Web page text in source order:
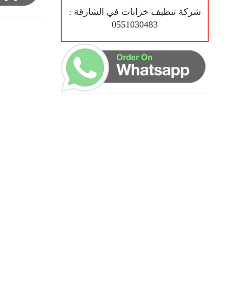
شركة تنظيف خزانات في الشارقة :
0551030483